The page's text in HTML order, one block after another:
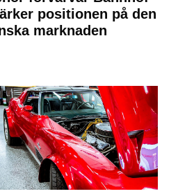
positionen på den
marknaden